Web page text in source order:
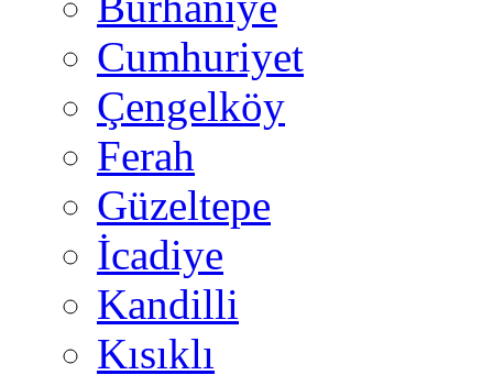
Cumhuriyet
Çengelköy
Ferah
Güzeltepe
İcadiye
Kandilli
Kısıklı